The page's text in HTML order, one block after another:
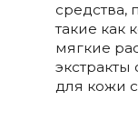
такие как
мягкие
экстракты
для кожи